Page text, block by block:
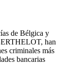
de Bélgica y
han
criminales más
bancarias